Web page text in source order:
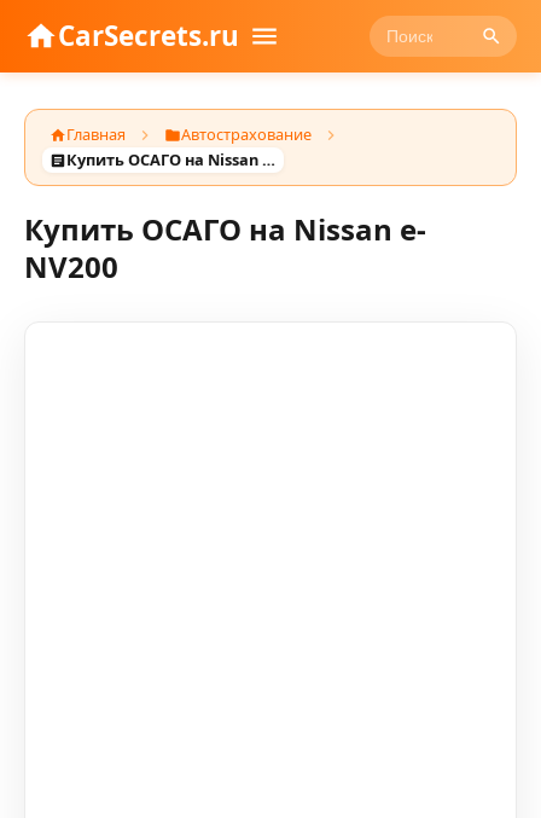
CarSecrets.ru
Главная
Автострахование
Купить ОСАГО на Nissan e-NV200
Купить ОСАГО на Nissan e-
NV200